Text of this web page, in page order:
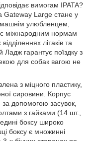
вимогам IPATA?
Gateway Large стане у
улюбленцем,
міжнародним нормам
літаків та
гарантує поїздку з
для собак вагою не
з міцного пластику,
сировини. Корпус
за допомогою засувок,
з гайками (14 шт.,
боксу широко
боксу є множинні